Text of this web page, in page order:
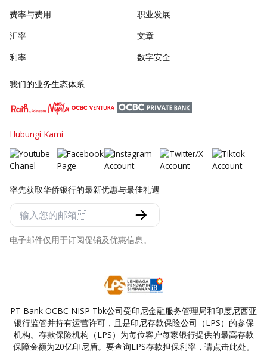
费率与费用
汇率
利率
职业发展
文章
数字安全
我们的业务生态体系
Hubungi Kami
率先获取华侨银行的最新优惠与最佳礼遇
电子邮件仅用于订阅促销及优惠信息。
PT Bank OCBC NISP Tbk公司受印尼金融服务管理局和印度尼西亚
银行监管并持有运营许可，且是印尼存款保险公司（LPS）的参保
机构。存款保险机构（LPS）为每位客户每家银行提供的最高存款
保障金额为20亿印尼盾。要查询LPS存款担保利率，请点击此处。